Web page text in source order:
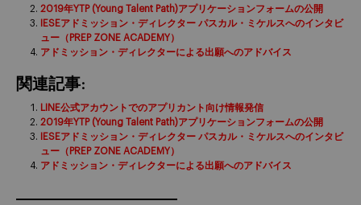
2019年YTP (Young Talent Path)アプリケーションフォームの公開
IESEアドミッション・ディレクター パスカル・ミケルスへのインタビ
ュー（PREP ZONE ACADEMY）
アドミッション・ディレクターによる出願へのアドバイス
関連記事:
LINE公式アカウントでのアプリカント向け情報発信
2019年YTP (Young Talent Path)アプリケーションフォームの公開
IESEアドミッション・ディレクター パスカル・ミケルスへのインタビ
ュー（PREP ZONE ACADEMY）
アドミッション・ディレクターによる出願へのアドバイス